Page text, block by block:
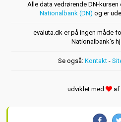
Alle data vedrørende DN-kursen
Nationalbank (DN) og er
evaluta.dk er på ingen måde
Nationalbank's
Se også: Kontakt-
udviklet med af